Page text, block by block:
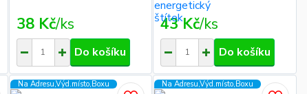
38 Kč/ks
Do košíku
43 Kč/ks
Do košíku
Na Adresu,Výd.místo,Boxu Na Adresu,Výd.místo,Boxu